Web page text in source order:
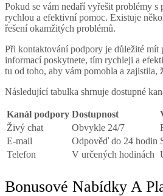
Pokud se vám nedaří vyřešit problémy
rychlou a efektivní pomoc. Existuje
řešení okamžitých problémů.
Při kontaktování podpory je důležité mít
informací poskytnete, tím rychleji a
tu od toho, aby vám pomohla a zajistila,
Následující tabulka shrnuje dostupné
Kanál podpory Dostupnost
Živý chat
Obvykle 24/7
E-mail
Odpověď do 24 hodin
Telefon
V určených hodinách
Bonusové Nabídky A